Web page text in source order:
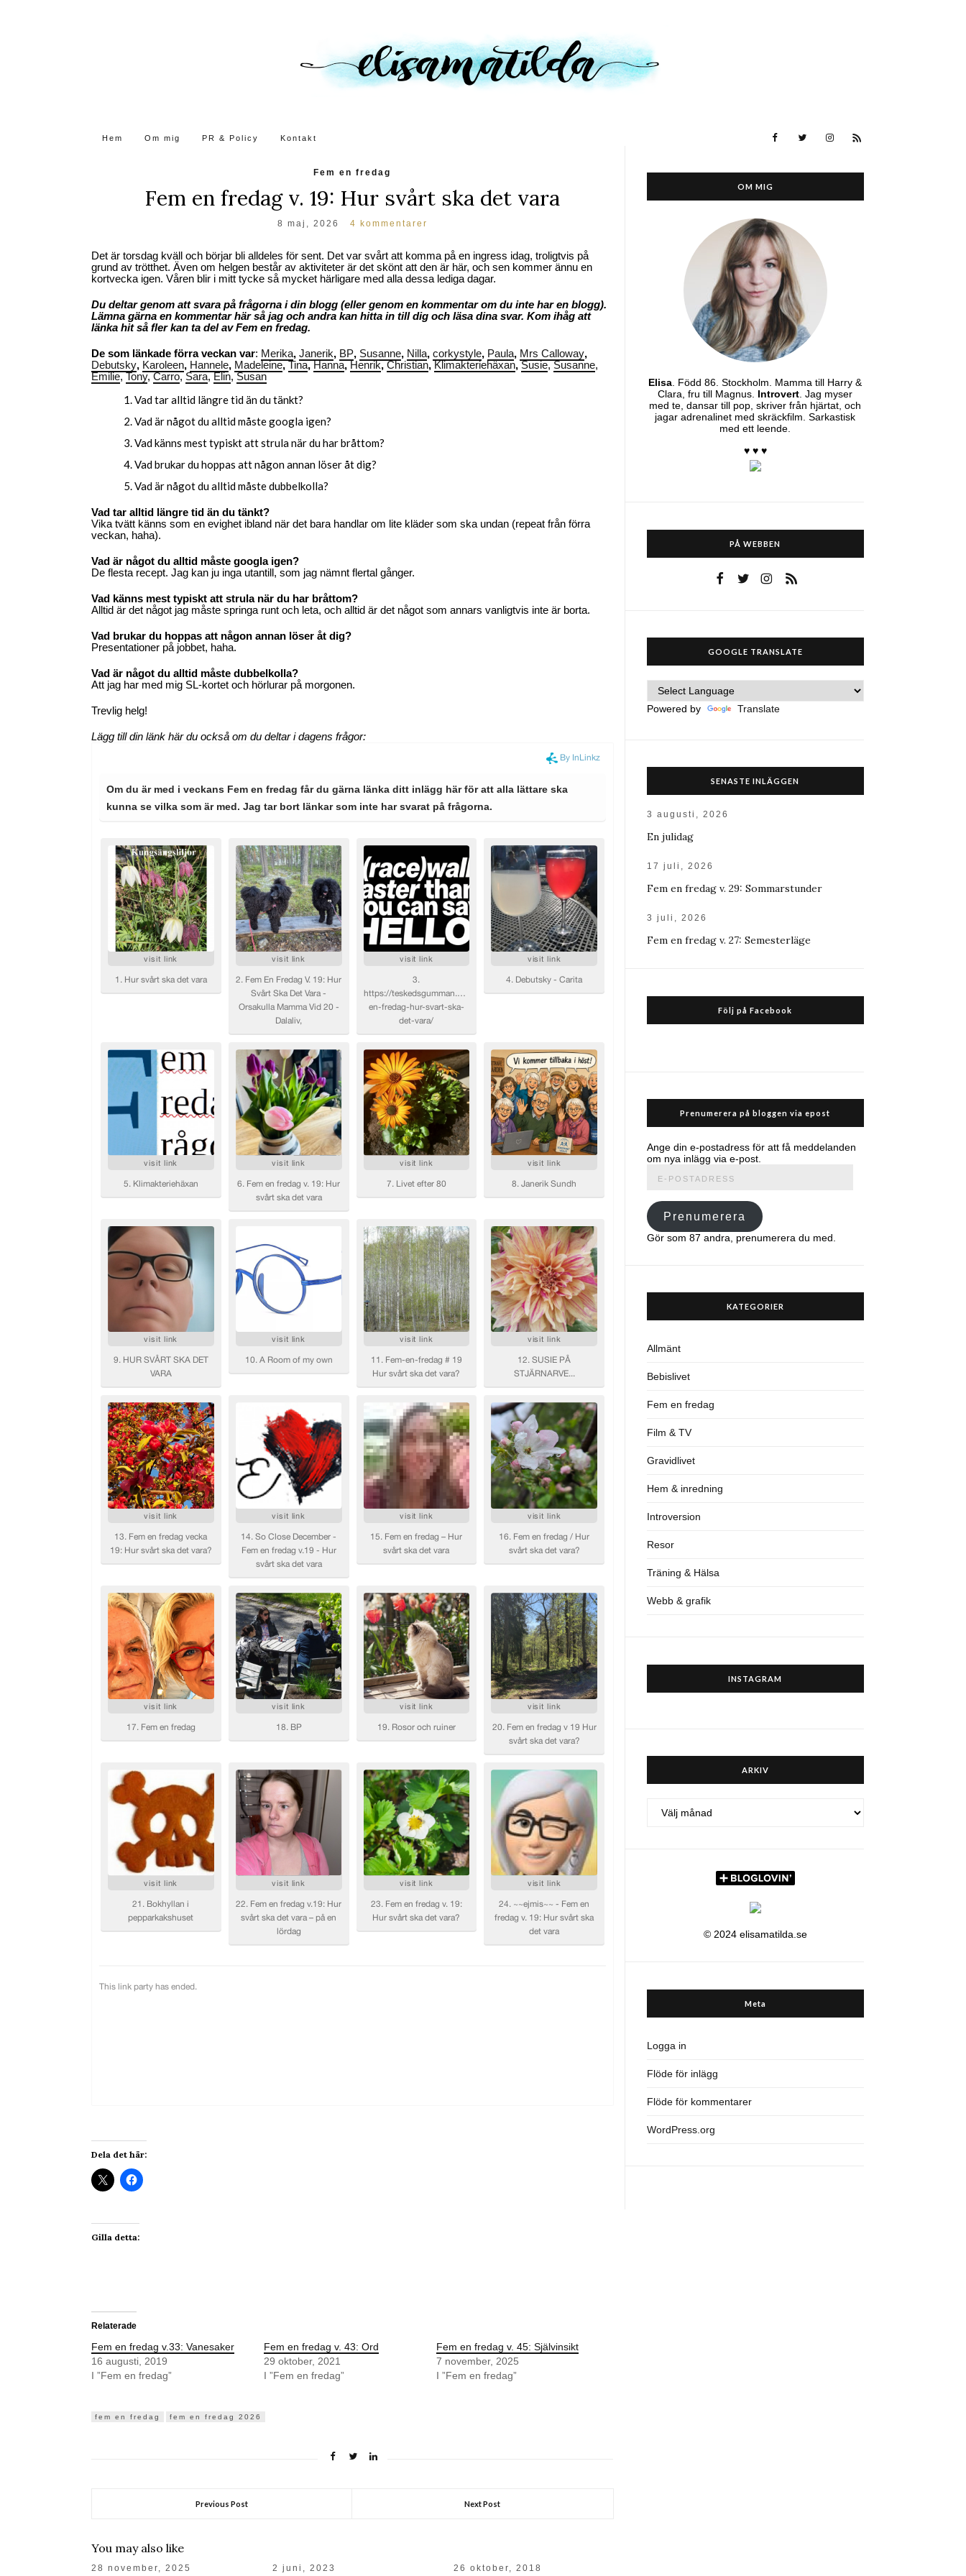
Hem Om mig PR & Policy Kontakt
Fem en fredag
Fem en fredag v. 19: Hur svårt ska det vara
8 maj, 2026 4 kommentarer
Det är torsdag kväll och börjar bli alldeles för sent. Det var svårt att komma på en ingress idag, troligtvis på
grund av trötthet. Även om helgen består av aktiviteter är det skönt att den är här, och sen kommer ännu en
kortvecka igen. Våren blir i mitt tycke så mycket härligare med alla dessa lediga dagar.
Du deltar genom att svara på frågorna i din blogg (eller genom en kommentar om du inte har en blogg).
Lämna gärna en kommentar här så jag och andra kan hitta in till dig och läsa dina svar. Kom ihåg att
länka hit så fler kan ta del av Fem en fredag.
De som länkade förra veckan var: Merika, Janerik, BP, Susanne, Nilla, corkystyle, Paula, Mrs Calloway,
Debutsky, Karoleen, Hannele, Madeleine, Tina, Hanna, Henrik, Christian, Klimakteriehäxan, Susie, Susanne,
Emilie, Tony, Carro, Sara, Elin, Susan
Vad tar alltid längre tid än du tänkt?
Vad är något du alltid måste googla igen?
Vad känns mest typiskt att strula när du har bråttom?
Vad brukar du hoppas att någon annan löser åt dig?
Vad är något du alltid måste dubbelkolla?
Vad tar alltid längre tid än du tänkt?
Vika tvätt känns som en evighet ibland när det bara handlar om lite kläder som ska undan (repeat från förra
veckan, haha).
Vad är något du alltid måste googla igen?
De flesta recept. Jag kan ju inga utantill, som jag nämnt flertal gånger.
Vad känns mest typiskt att strula när du har bråttom?
Alltid är det något jag måste springa runt och leta, och alltid är det något som annars vanligtvis inte är borta.
Vad brukar du hoppas att någon annan löser åt dig?
Presentationer på jobbet, haha.
Vad är något du alltid måste dubbelkolla?
Att jag har med mig SL-kortet och hörlurar på morgonen.
Trevlig helg!
Lägg till din länk här du också om du deltar i dagens frågor:
Dela det här:
Gilla detta:
Relaterade
Fem en fredag v.33: Vanesaker
16 augusti, 2019
I ”Fem en fredag”
Fem en fredag v. 43: Ord
29 oktober, 2021
I ”Fem en fredag”
Fem en fredag v. 45: Självinsikt
7 november, 2025
I ”Fem en fredag”
fem en fredag fem en fredag 2026
Previous Post Next Post
You may also like
28 november, 2025 2 juni, 2023 26 oktober, 2018
OM MIG
Elisa. Född 86. Stockholm. Mamma till Harry &
Clara, fru till Magnus. Introvert. Jag myser
med te, dansar till pop, skriver från hjärtat, och
jagar adrenalinet med skräckfilm. Sarkastisk
med ett leende.
♥ ♥ ♥
PÅ WEBBEN
GOOGLE TRANSLATE
Powered by Translate
SENASTE INLÄGGEN
3 augusti, 2026
En julidag
17 juli, 2026
Fem en fredag v. 29: Sommarstunder
3 juli, 2026
Fem en fredag v. 27: Semesterläge
Följ på Facebook
Prenumerera på bloggen via epost
Ange din e-postadress för att få meddelanden
om nya inlägg via e-post.
postadress
Prenumerera
Gör som 87 andra, prenumerera du med.
KATEGORIER
Allmänt
Bebislivet
Fem en fredag
Film & TV
Gravidlivet
Hem & inredning
Introversion
Resor
Träning & Hälsa
Webb & grafik
INSTAGRAM
ARKIV
© 2024 elisamatilda.se
Meta
Logga in
Flöde för inlägg
Flöde för kommentarer
WordPress.org